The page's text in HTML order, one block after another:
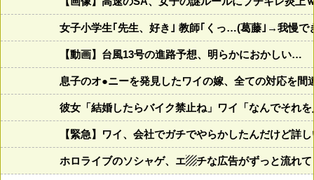
女子小学生｢先生、好き｣ 教師｢くっ…(葛藤｣→我慢で
【動画】台風13号の進路予想、明らかにおかしい…
息子のオ●ニーを発見したワイの嫁、全ての対応を
彼女「結婚したらバイク禁止ね」ワイ「なんでそれ
【緊急】ワイ、会社でガチでやらかしたんだけど詳
ホロライブのソシャゲ、エ▨チな広告がずっと流れて